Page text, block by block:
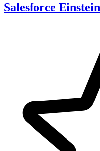
Salesforce Einstein